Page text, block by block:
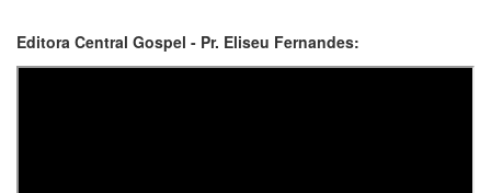
Editora Central Gospel - Pr. Eliseu Fernandes: